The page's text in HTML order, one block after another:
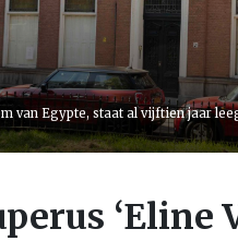
van Egypte, staat al vijftien jaar
‘Eline